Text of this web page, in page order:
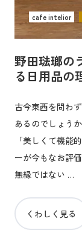
野田琺瑯の
る日用品の
古今東西を問わ
あるのでしょう
「美しくて機能
ーが今もなお評
無縁ではない …
くわしく見る
cafe intelior